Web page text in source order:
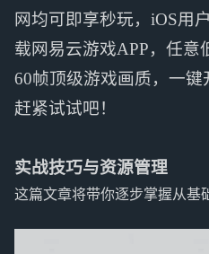
网均可即享秒玩，iOS用
载网易云游戏APP，任意
60帧顶级游戏画质，一键
赶紧试试吧！
实战技巧与资源管理
这篇文章将带你逐步掌握从基